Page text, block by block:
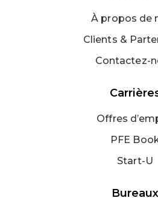
À propos de
Clients &
Contactez-
Offres
PFE
Start-U
Bureaux